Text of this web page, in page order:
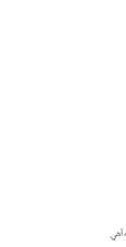
آهي.